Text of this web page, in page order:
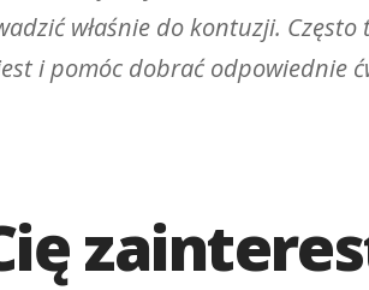
właśnie do kontuzji.
i pomóc dobrać odpowiednie